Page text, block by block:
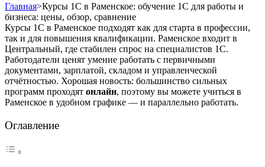
Главная>Курсы 1С в Раменское: обучение 1С для работы и
бизнеса: цены, обзор, сравнение
Курсы 1С в Раменское подходят как для старта в профессии,
так и для повышения квалификации. Раменское входит в
Центральный, где стабилен спрос на специалистов 1С.
Работодатели ценят умение работать с первичными
документами, зарплатой, складом и управленческой
отчётностью. Хорошая новость: большинство сильных
программ проходят онлайн, поэтому вы можете учиться в
Раменское в удобном графике — и параллельно работать.
Оглавление